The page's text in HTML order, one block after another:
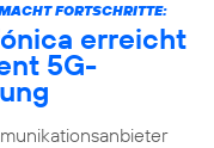
FORTSCHRITTE:
erreicht
5G-